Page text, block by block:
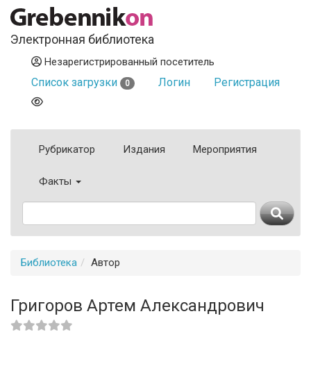
Электронная библиотека
Незарегистрированный посетитель
Список загрузки 0 Логин Регистрация
Рубрикатор Издания Мероприятия
Факты
Библиотека Автор
Григоров Артем Александрович